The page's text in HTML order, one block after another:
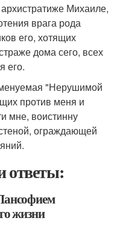
Михаиле,
врага рода
его, хотящих
дома сего, всех
его.
"Нерушимой
против меня и
мне, воистинну
ограждающей
ответы:
жизни